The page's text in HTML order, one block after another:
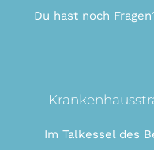
Du hast noch
Im Talkessel des